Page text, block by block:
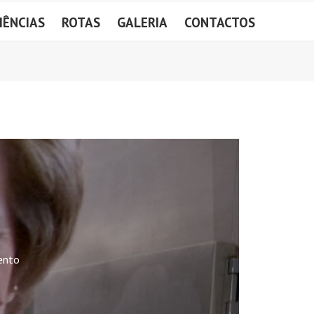
ROTAS GALERIA CONTACTOS